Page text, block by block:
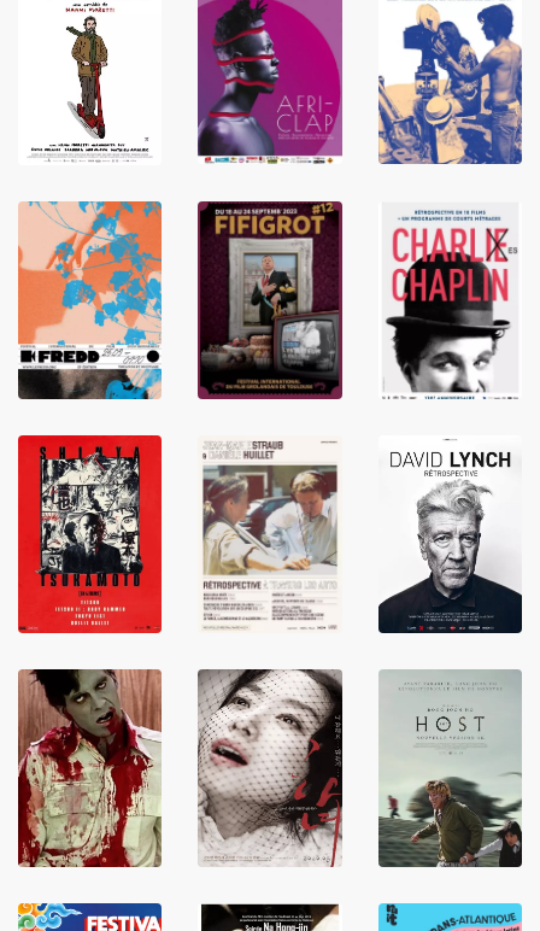
LIRE
LIRE LIRE
LIRE LIRE LIRE
LIRE LIRE
LIRE
LIRE LIRE LIRE